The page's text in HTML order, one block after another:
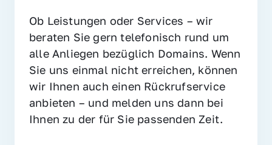
Ob Leistungen oder Services – wir
beraten Sie gern telefonisch rund um
alle Anliegen bezüglich Domains. Wenn
Sie uns einmal nicht erreichen, können
wir Ihnen auch einen Rückrufservice
anbieten – und melden uns dann bei
Ihnen zu der für Sie passenden Zeit.